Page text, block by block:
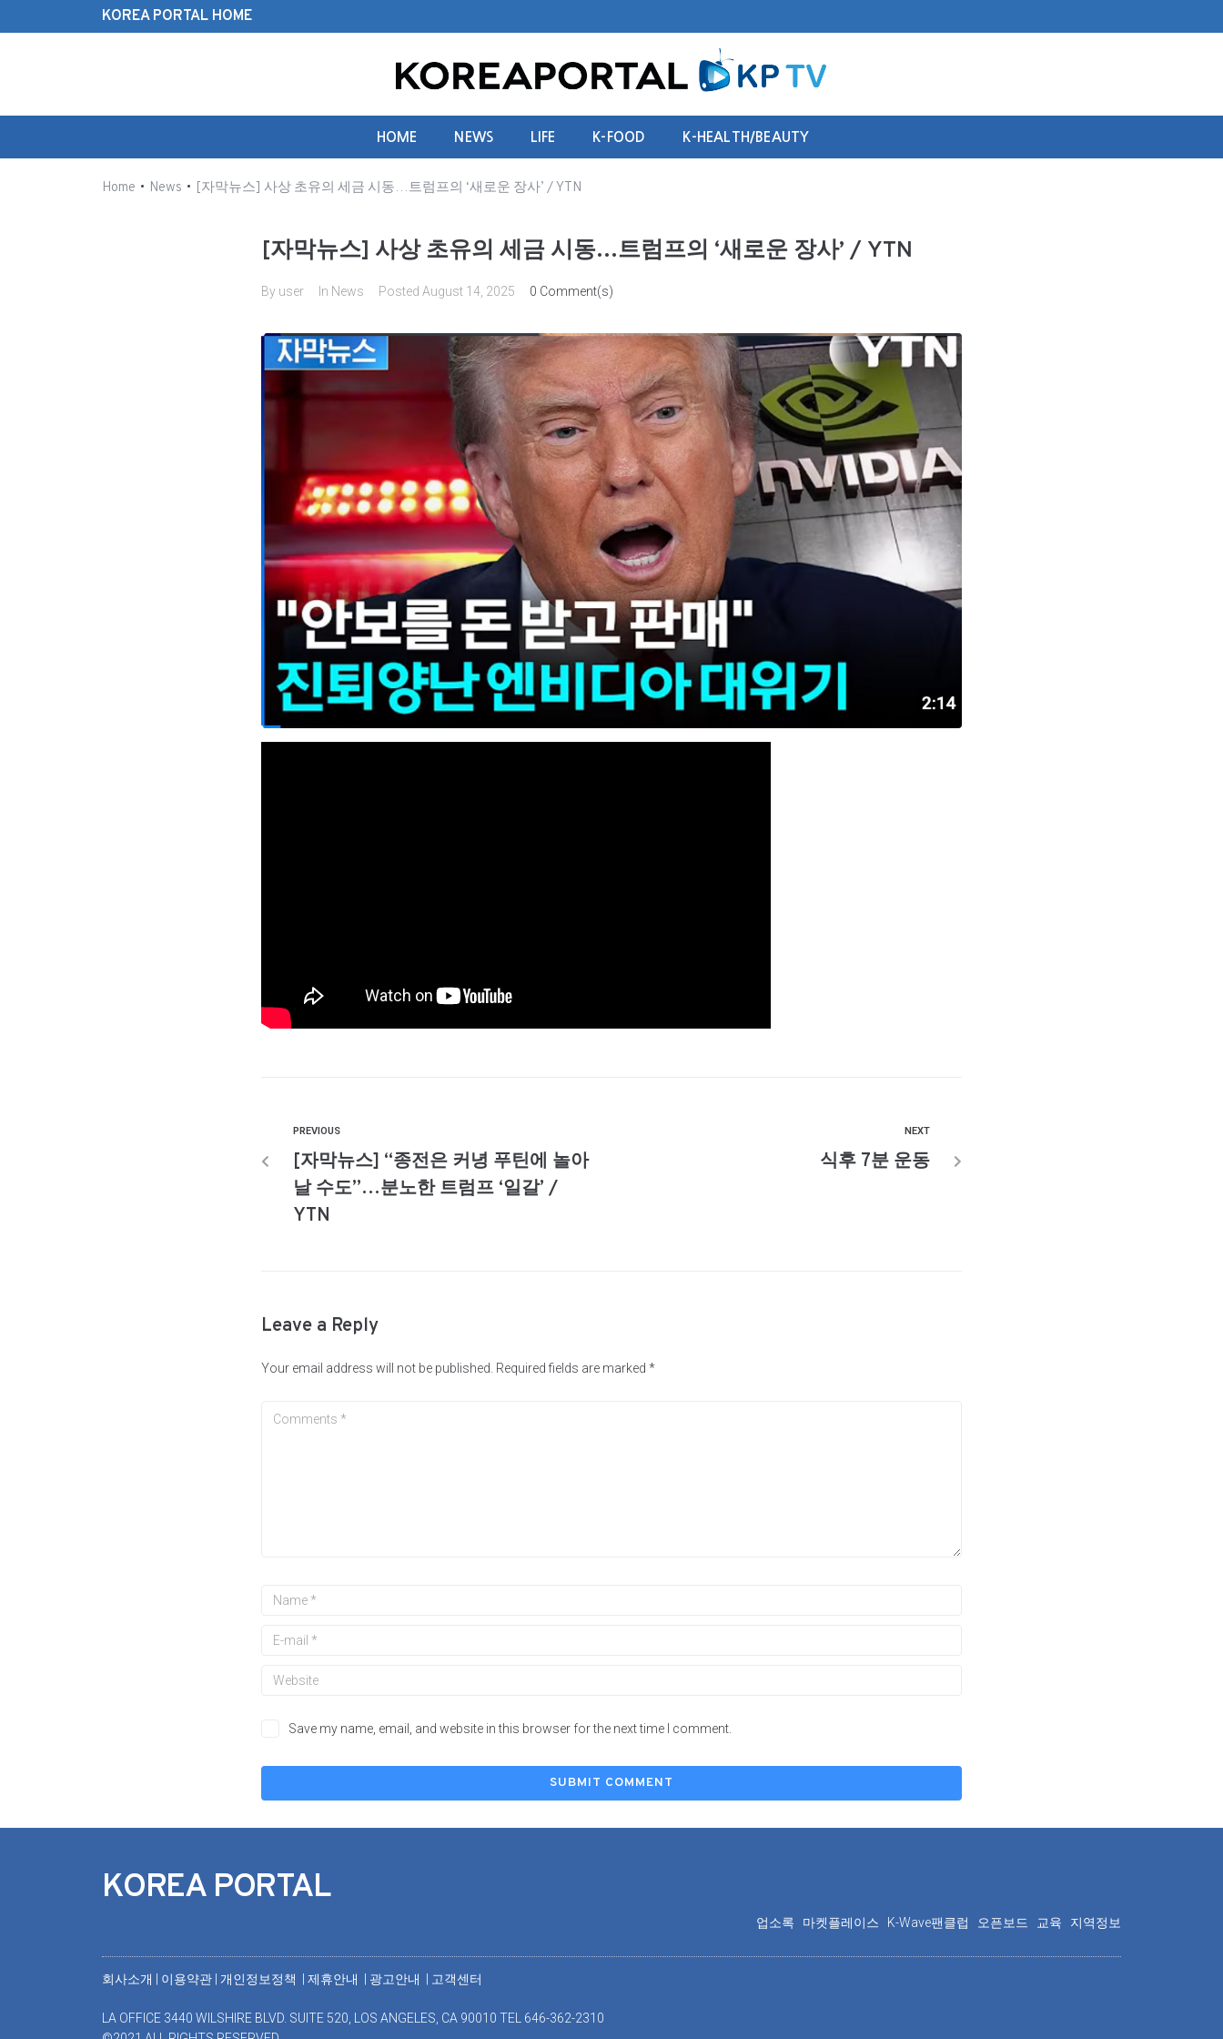
KOREA PORTAL HOME
HOME NEWS LIFE K-FOOD K-HEALTH/BEAUTY
Home • News • [자막뉴스] 사상 초유의 세금 시동…트럼프의 ‘새로운 장사’ / YTN
[자막뉴스] 사상 초유의 세금 시동…트럼프의 ‘새로운 장사’ / YTN
By user In News Posted August 14, 2025 0 Comment(s)
PREVIOUS
[자막뉴스] “종전은 커녕 푸틴에 놀아
날 수도”…분노한 트럼프 ‘일갈’ /
YTN
NEXT
식후 7분 운동
Leave a Reply
Your email address will not be published. Required fields are marked *
Save my name, email, and website in this browser for the next time I comment.
KOREA PORTAL
업소록 마켓플레이스 K-Wave팬클럽 오픈보드 교육 지역정보
회사소개 이용약관 개인정보정책 | 제휴안내 | 광고안내 고객센터
LA OFFICE 3440 WILSHIRE BLVD. SUITE 520, LOS ANGELES, CA 90010 TEL 646-362-2310